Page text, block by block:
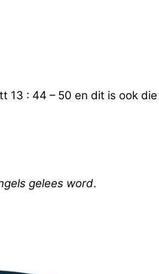
13 : 44 – 50 en dit is ook
gelees word.